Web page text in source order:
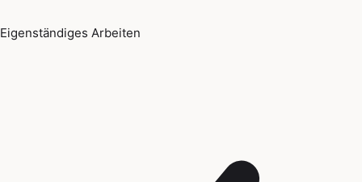
Eigenständiges Arbeiten